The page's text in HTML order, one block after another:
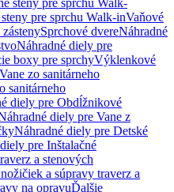
steny pre sprchu Walk-
pre sprchu Walk-inVaňové
Sprchové dvereNáhradné
Náhradné diely pre
boxy pre sprchyVýklenkové
Vane zo sanitárneho
sanitárneho
diely pre Obdĺžnikové
diely pre Vane z
Náhradné diely pre Detské
pre Inštalačné
a stenových
a súpravy traverz a
na opravuĎalšie